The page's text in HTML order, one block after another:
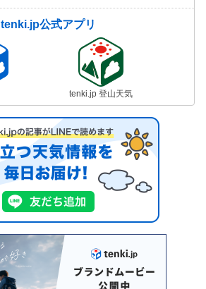
tenki.jp公式アプリ
tenki.jp 登山天気